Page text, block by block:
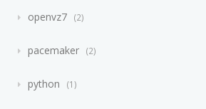
openvz7 2
pacemaker 2
python 1